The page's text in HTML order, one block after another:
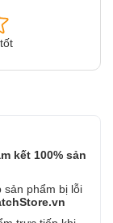
kết 100% sản
phẩm bị lỗi